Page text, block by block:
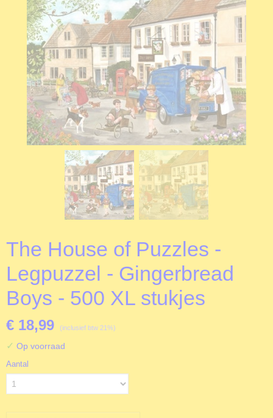
The House of Puzzles -
Legpuzzel - Gingerbread
Boys - 500 XL stukjes
€ 18,99 (inclusief btw 21%)
✓ Op voorraad
Aantal